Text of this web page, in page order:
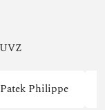
UVZ
Patek Philippe